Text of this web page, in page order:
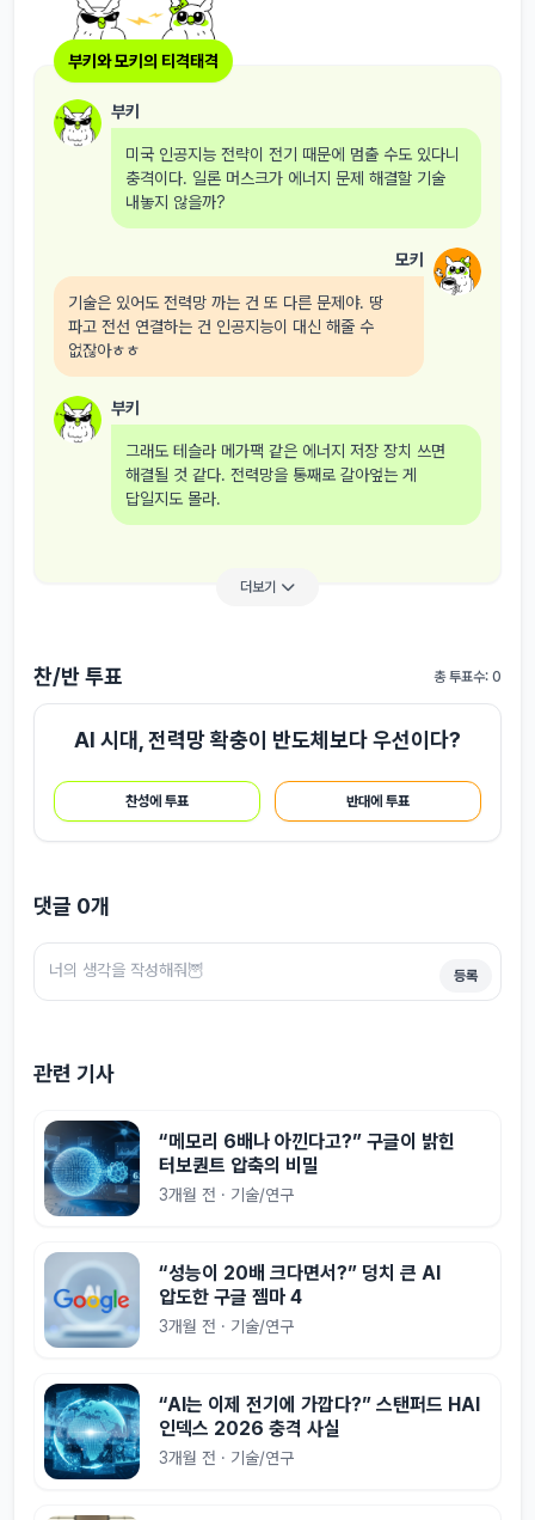
부키와 모키의 티격태격
부키
미국 인공지능 전략이 전기 때문에 멈출 수도 있다니
충격이다. 일론 머스크가 에너지 문제 해결할 기술
내놓지 않을까?
모키
기술은 있어도 전력망 까는 건 또 다른 문제야. 땅
파고 전선 연결하는 건 인공지능이 대신 해줄 수
없잖아ㅎㅎ
부키
그래도 테슬라 메가팩 같은 에너지 저장 장치 쓰면
해결될 것 같다. 전력망을 통째로 갈아엎는 게
답일지도 몰라.
더보기
찬/반 투표 총 투표수: 0
AI 시대, 전력망 확충이 반도체보다 우선이다?
찬성에 투표 반대에 투표
댓글 0개
등록
관련 기사
“메모리 6배나 아낀다고?” 구글이 밝힌
터보퀀트 압축의 비밀
3개월 전 · 기술/연구
“성능이 20배 크다면서?” 덩치 큰 AI
압도한 구글 젬마 4
3개월 전 · 기술/연구
“AI는 이제 전기에 가깝다?” 스탠퍼드 HAI
인덱스 2026 충격 사실
3개월 전 · 기술/연구